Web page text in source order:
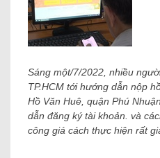
Sáng một/7/2022, nhiều
TP.HCM tới hướng dẫn nộp
Hồ Văn Huê, quận Phú
dẫn đăng ký tài khoản. và
công giá cách thực hiện rất